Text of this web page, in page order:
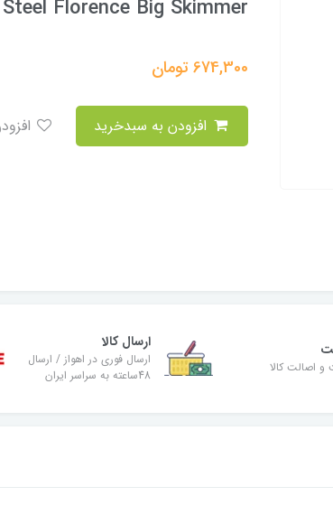
Florence Big Skimmer
674,300تومان
و اصالت کالا
ارسال کالا
ارسال فوری در اهواز / ارسال
48ساعته به سراسر ایران